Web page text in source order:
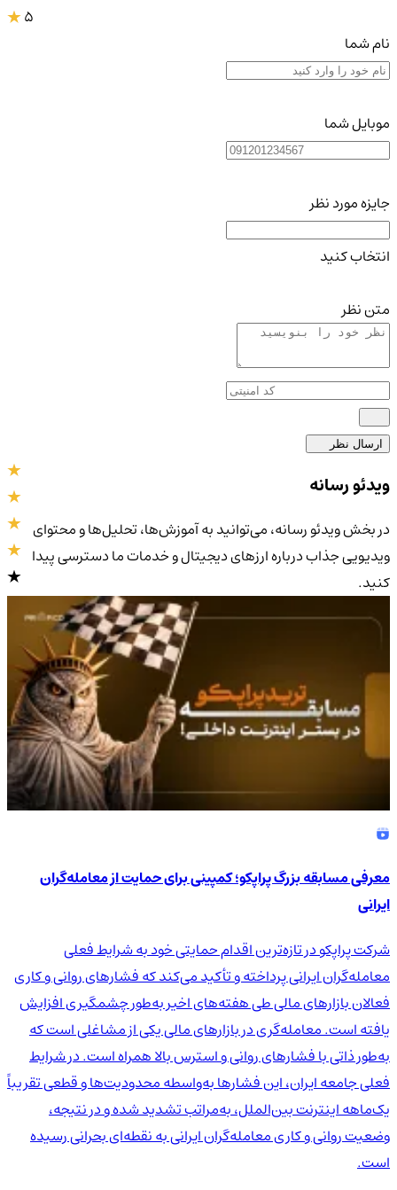
5
نام شما
موبایل شما
جایزه مورد نظر
انتخاب کنید
متن نظر
ارسال نظر
4.9/5
ویدئو رسانه
در بخش ویدئو رسانه، می‌توانید به آموزش‌ها، تحلیل‌ها و محتوای
ویدیویی جذاب درباره ارزهای دیجیتال و خدمات ما دسترسی پیدا
کنید.
معرفی مسابقه بزرگ پراپکو؛ کمپینی برای حمایت از معامله‌گران
ایرانی
شرکت پراپکو در تازه‌ترین اقدام حمایتی خود به شرایط فعلی
معامله‌گران ایرانی پرداخته و تأکید می‌کند که فشارهای روانی و کاری
فعالان بازارهای مالی طی هفته‌های اخیر به‌طور چشمگیری افزایش
یافته است. معامله‌گری در بازارهای مالی یکی از مشاغلی است که
به‌طور ذاتی با فشارهای روانی و استرس بالا همراه است. در شرایط
فعلی جامعه ایران، این فشارها به‌واسطه محدودیت‌ها و قطعی تقریباً
یک‌ماهه اینترنت بین‌الملل، به‌مراتب تشدید شده و در نتیجه،
وضعیت روانی و کاری معامله‌گران ایرانی به نقطه‌ای بحرانی رسیده
است.